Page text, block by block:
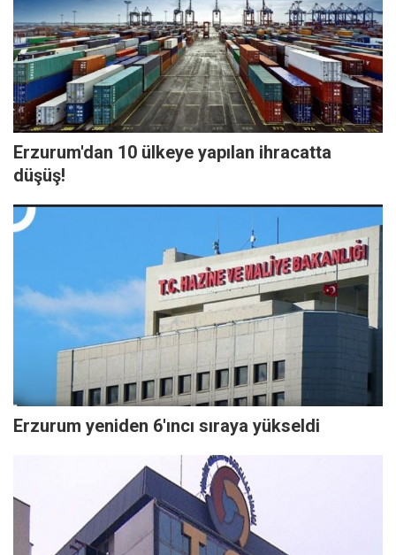
Erzurum'dan 10 ülkeye yapılan ihracatta
düşüş!
Erzurum yeniden 6'ıncı sıraya yükseldi